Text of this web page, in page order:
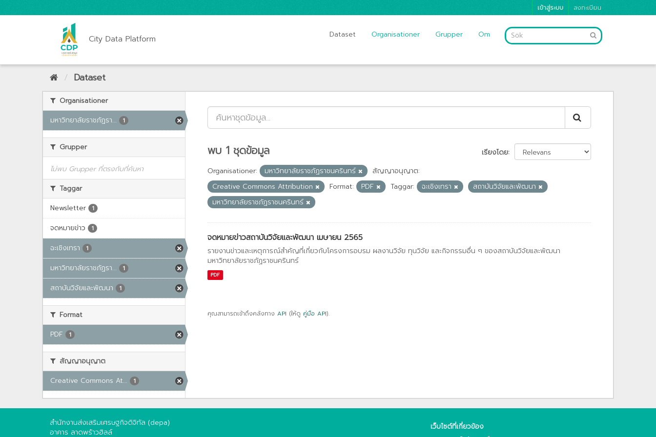
เข้าสู่ระบบ ลงทะเบียน
City Data Platform Dataset Organisationer Grupper Om
Dataset
Organisationer
มหาวิทยาลัยราชภัฏรา...
1
Grupper
ไม่พบ Grupper ที่ตรงกับที่ค้นหา
Taggar
Newsletter
1
จดหมายข่าว 1
ฉะเชิงเทรา 1
มหาวิทยาลัยราชภัฏรา... 1
สถาบันวิจัยและพัฒนา 1
Format
PDF
1
สัญญาอนุญาต
Creative Commons At...
1
เรียงโดย
พบ 1 ชุดข้อมูล
Organisationer: มหาวิทยาลัยราชภัฏราชนครินทร์
สัญญาอนุญาต:
Creative Commons Attribution
Format: PDF Taggar: ฉะเชิงเทรา
สถาบันวิจัยและพัฒนา
มหาวิทยาลัยราชภัฏราชนครินทร์
จดหมายข่าวสถาบันวิจัยและพัฒนา เมษายน 2565
รายงานข่าวและเหตุการณ์สำคัญที่เกี่ยวกับโครงการอบรม ผลงานวิจัย ทุนวิจัย และกิจกรรมอื่น ๆ ของสถาบันวิจัยและพัฒนา
มหาวิทยาลัยราชภัฏราชนครินทร์
PDF
คุณสามารถเข้าถึงคลังทาง API (ให้ดู คู่มือ API).
สำนักงานส่งเสริมเศรษฐกิจดิจิทัล (depa)
อาคาร ลาดพร้าวฮิลล์
เว็บไซต์ที่เกี่ยวข้อง